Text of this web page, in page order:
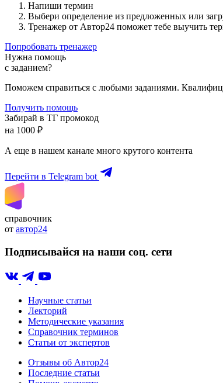
Напиши термин
Выбери определение из предложенных или
Тренажер от Автор24 поможет тебе выучить
Попробовать тренажер
Нужна помощь
с заданием?
Поможем справиться с любыми заданиями.
Получить помощь
Забирай в ТГ промокод
на 1000 ₽
А еще в нашем канале много крутого контента
Перейти в Telegram bot
справочник
от автор24
Подписывайся на наши соц. сети
Научные статьи
Лекторий
Методические указания
Справочник терминов
Статьи от экспертов
Отзывы об Автор24
Последние статьи